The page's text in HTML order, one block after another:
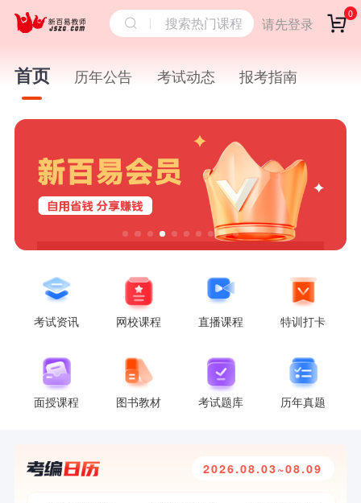
搜索热门课程 请先登录
0
首页 历年公告 考试动态 报考指南
考试资讯 网校课程 直播课程 特训打卡
面授课程 图书教材 考试题库 历年真题
2026.08.03~08.09